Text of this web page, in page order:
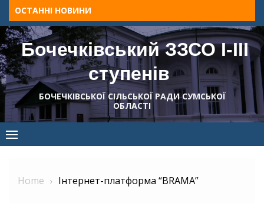
Skip
to
content
ОСТАННІ НОВИНИ
Бочечківський ЗЗСО І-ІІІ
ступенів
БОЧЕЧКІВСЬКОЇ СІЛЬСЬКОЇ РАДИ СУМСЬКОЇ
ОБЛАСТІ
Home Інтернет-платформа “BRAMA”